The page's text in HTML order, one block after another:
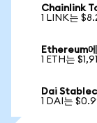
Chainlink
1 LINK는
Ethereum
1 ETH는
Dai
1 DAI는